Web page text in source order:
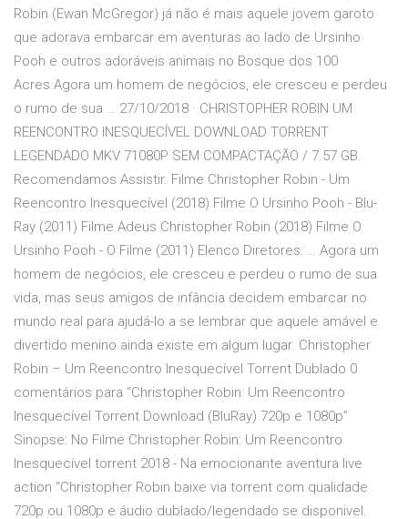
Robin (Ewan McGregor) já não é mais aquele jovem garoto
que adorava embarcar em aventuras ao lado de Ursinho
Pooh e outros adoráveis animais no Bosque dos 100
Acres.Agora um homem de negócios, ele cresceu e perdeu
o rumo de sua … 27/10/2018 · CHRISTOPHER ROBIN UM
REENCONTRO INESQUECÍVEL DOWNLOAD TORRENT
LEGENDADO MKV 71080P SEM COMPACTAÇÃO / 7.57 GB.
Recomendamos Assistir. Filme Christopher Robin - Um
Reencontro Inesquecível (2018) Filme O Ursinho Pooh - Blu-
Ray (2011) Filme Adeus Christopher Robin (2018) Filme O
Ursinho Pooh - O Filme (2011) Elenco Diretores: … Agora um
homem de negócios, ele cresceu e perdeu o rumo de sua
vida, mas seus amigos de infância decidem embarcar no
mundo real para ajudá-lo a se lembrar que aquele amável e
divertido menino ainda existe em algum lugar. Christopher
Robin – Um Reencontro Inesquecível Torrent Dublado 0
comentários para “Christopher Robin: Um Reencontro
Inesquecível Torrent Download (BluRay) 720p e 1080p”
Sinopse: No Filme Christopher Robin: Um Reencontro
Inesquecível torrent 2018 - Na emocionante aventura live
action “Christopher Robin baixe via torrent com qualidade
720p ou 1080p e áudio dublado/legendado se disponivel.